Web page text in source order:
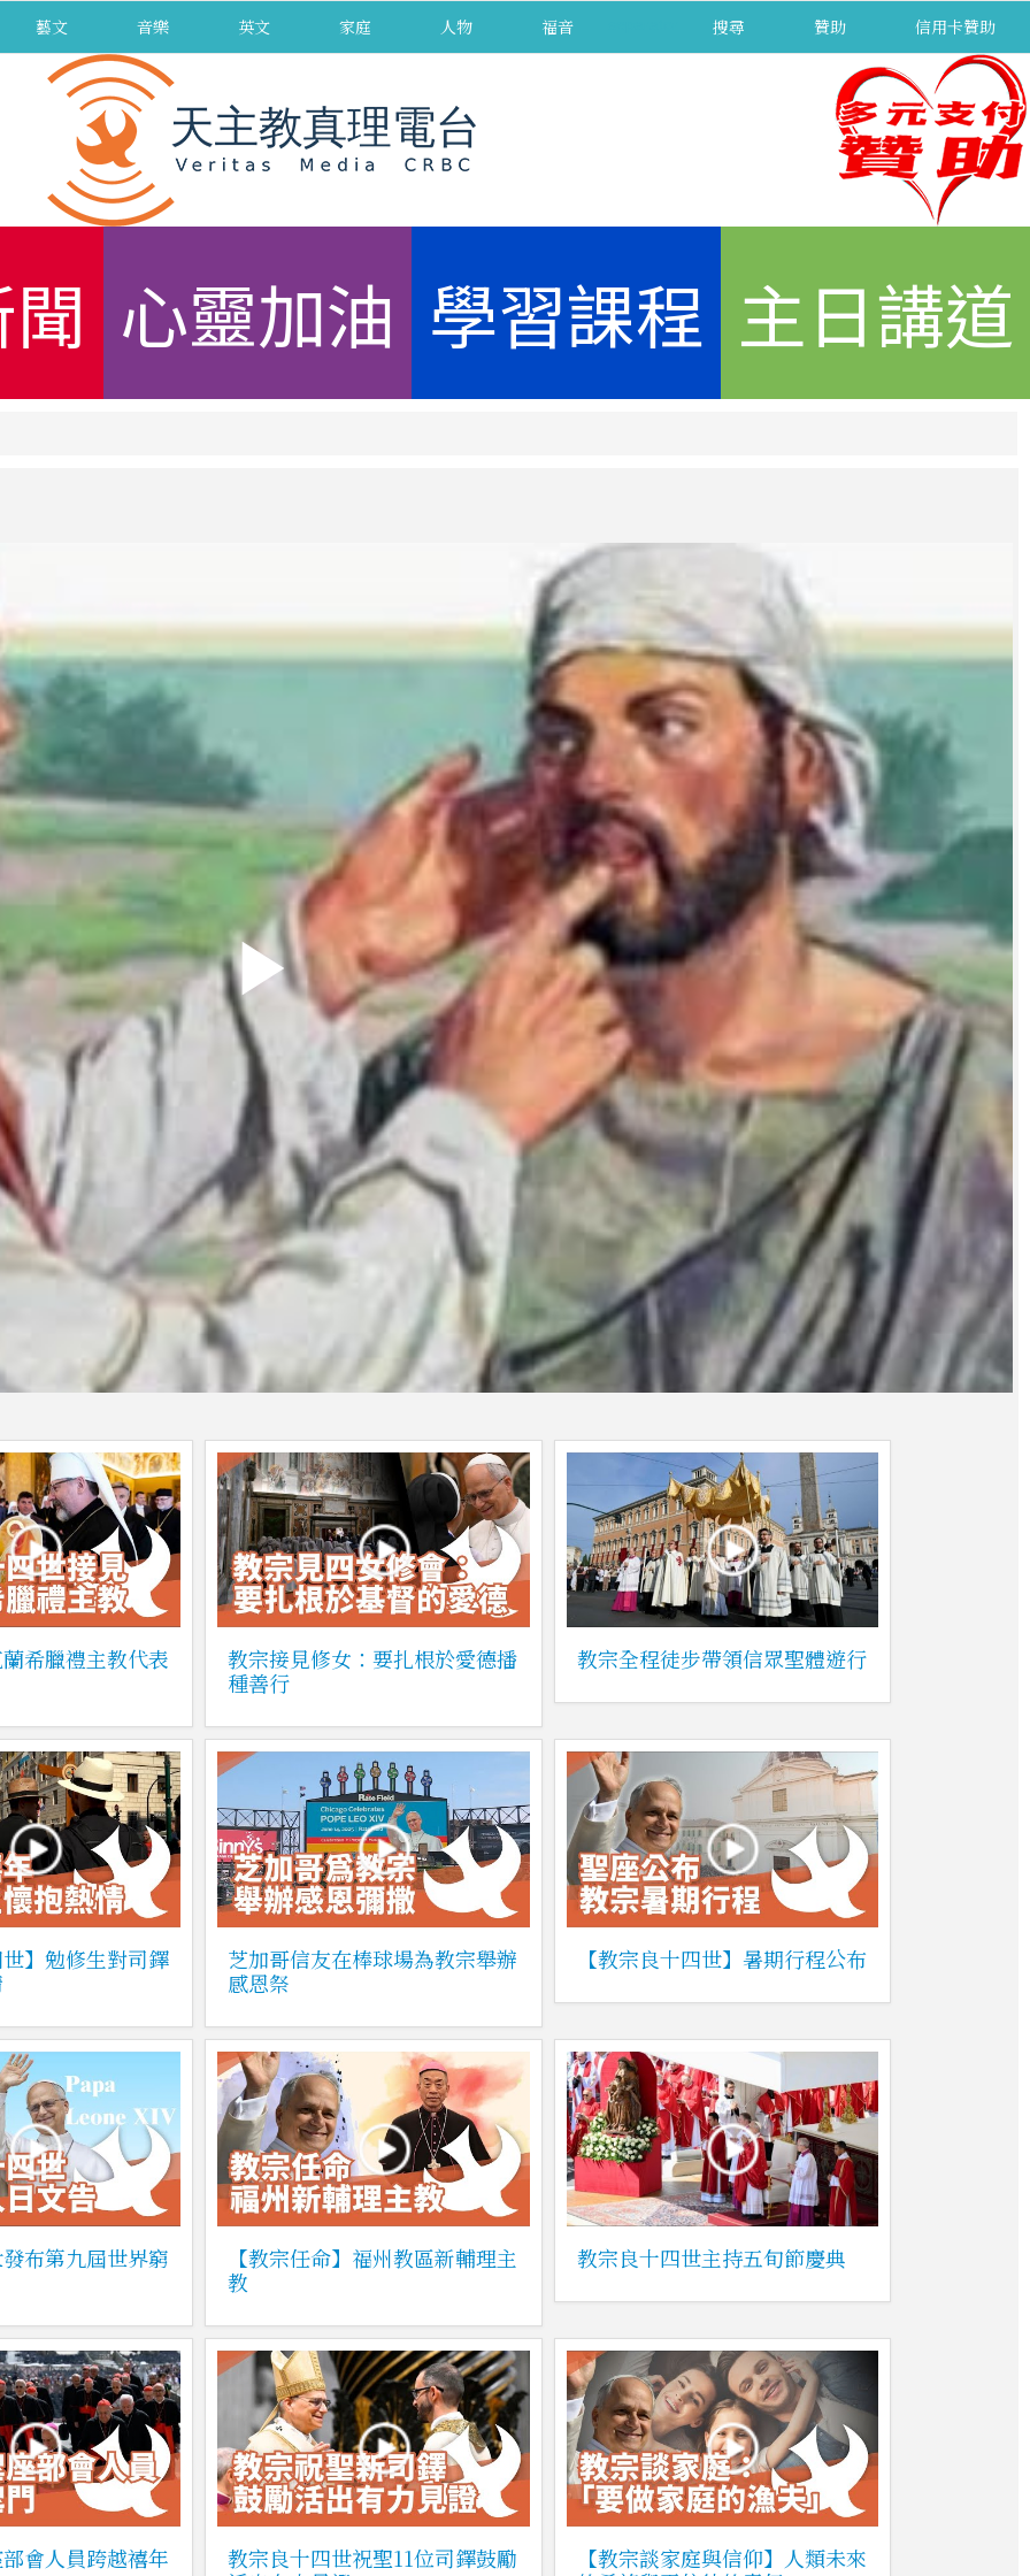
藝文 音樂 英文 家庭 人物 福音 搜尋 贊助 信用卡贊助
心靈加油 學習課程 主日講道
希臘禮主教代表
教宗接見修女：要扎根於愛德播
種善行
教宗全程徒步帶領信眾聖體遊行
】勉修生對司鐸
芝加哥信友在棒球場為教宗舉辦
感恩祭
【教宗良十四世】暑期行程公布
布第九屆世界窮
【教宗任命】福州教區新輔理主
教
教宗良十四世主持五旬節慶典
會人員跨越禧年
教宗良十四世祝聖11位司鐸鼓勵
【教宗談家庭與信仰】人類未來